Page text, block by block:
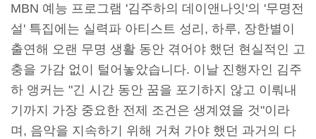
MBN 예능 프로그램 '김주하의 데이앤나잇'의 '무명전
설' 특집에는 실력파 아티스트 성리, 하루, 장한별이
출연해 오랜 무명 생활 동안 겪어야 했던 현실적인 고
충을 가감 없이 털어놓았습니다. 이날 진행자인 김주
하 앵커는 "긴 시간 동안 꿈을 포기하지 않고 이뤄내
기까지 가장 중요한 전제 조건은 생계였을 것"이라
며, 음악을 지속하기 위해 거쳐 가야 했던 과거의 다